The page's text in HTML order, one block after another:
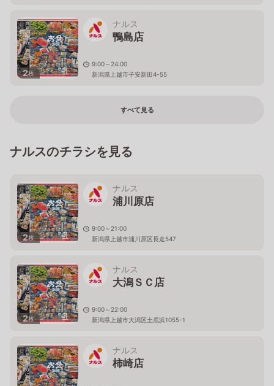
2枚
ナルス
鴨島店
9:00～24:00
新潟県上越市子安新田4-55
すべて見る
ナルスのチラシを見る
2枚
ナルス
浦川原店
9:00～21:00
新潟県上越市浦川原区長走547
2枚
ナルス
大潟ＳＣ店
9:00～22:00
新潟県上越市大潟区土底浜1055-1
ナルス
柿崎店